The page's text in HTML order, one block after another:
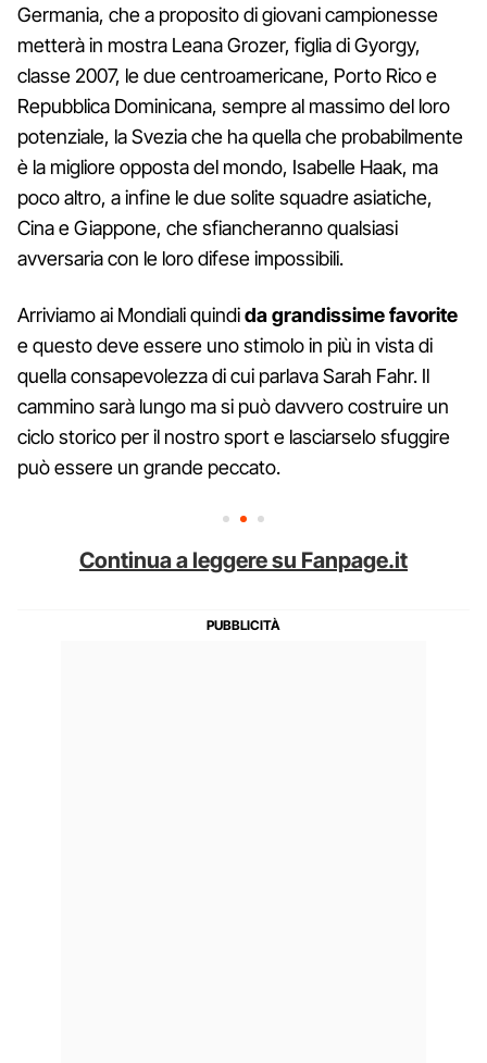
Germania, che a proposito di giovani campionesse
metterà in mostra Leana Grozer, figlia di Gyorgy,
classe 2007, le due centroamericane, Porto Rico e
Repubblica Dominicana, sempre al massimo del loro
potenziale, la Svezia che ha quella che probabilmente
è la migliore opposta del mondo, Isabelle Haak, ma
poco altro, a infine le due solite squadre asiatiche,
Cina e Giappone, che sfiancheranno qualsiasi
avversaria con le loro difese impossibili.
Arriviamo ai Mondiali quindida grandissime favorite
e questo deve essere uno stimolo in più in vista di
quella consapevolezza di cui parlava Sarah Fahr. Il
cammino sarà lungo ma si può davvero costruire un
ciclo storico per il nostro sport e lasciarselo sfuggire
può essere un grande peccato.
Continua a leggere su Fanpage.it